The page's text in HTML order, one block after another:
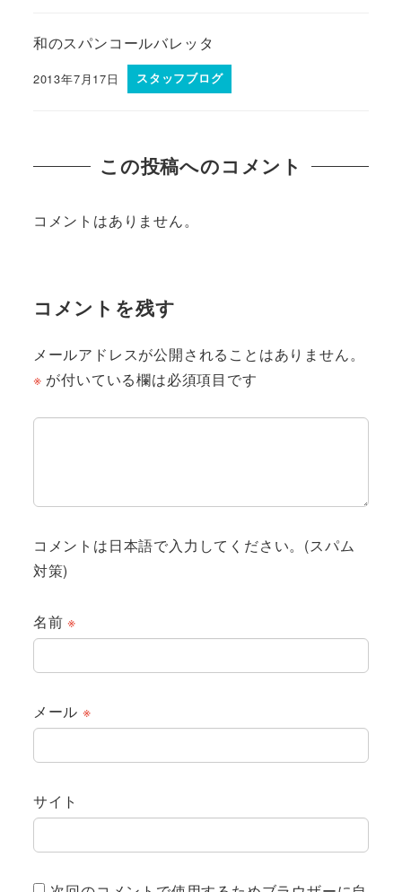
和のスパンコールバレッタ
2013年7月17日 スタッフブログ
この投稿へのコメント
コメントはありません。
コメントを残す
メールアドレスが公開されることはありません。
※ が付いている欄は必須項目です
コメントは日本語で入力してください。(スパム
対策)
名前※
メール ※
サイト